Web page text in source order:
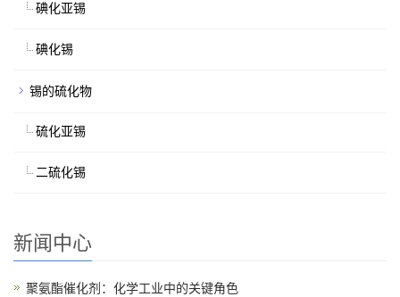
碘化亚锡
碘化锡
锡的硫化物
硫化亚锡
二硫化锡
新闻中心
聚氨酯催化剂：化学工业中的关键角色